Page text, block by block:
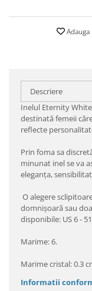
Adauga
Descriere
Inelul Eternity
destinată femeii
reflecte
Prin foma sa
minunat inel se va
eleganţa,
O alegere
domnişoară sau
disponibile: US 6 -
Marime: 6.
Marime cristal: 0.3
Informatii